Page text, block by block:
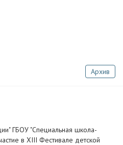
Архив
ГБОУ "Специальная школа-
в XIII Фестивале детской